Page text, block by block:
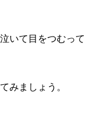
いて目をつむって
みましょう。